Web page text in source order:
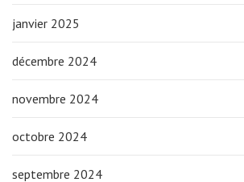
janvier 2025
décembre 2024
novembre 2024
octobre 2024
septembre 2024